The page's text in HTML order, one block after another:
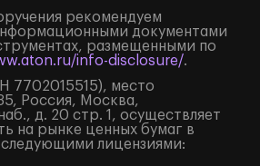
рекомендуем
документами
размещенными по
info-disclosure/.
место
Россия, Москва,
д. 20 стр. 1, осуществляет
на рынке ценных бумаг в
лицензиями: